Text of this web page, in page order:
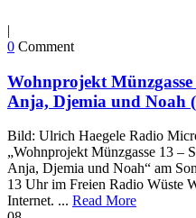
|
0 Comment
Wohnprojekt
Anja, Djemia und Noah
Bild: Ulrich Haegele Radio
„Wohnprojekt Münzgasse 13 –
Anja, Djemia und Noah“ am
13 Uhr im Freien Radio Wüste
Internet. ... Read More